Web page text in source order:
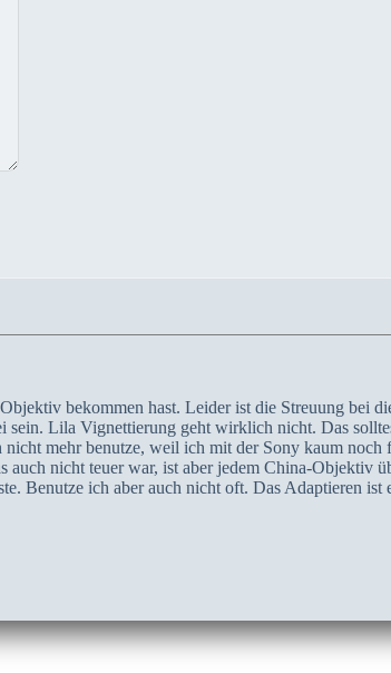
bekommen hast. Leider ist die Streuung bei
sein. Lila Vignettierung geht wirklich nicht. Das
mehr benutze, weil ich mit der Sony kaum noch
nicht teuer war, ist aber jedem China-Objektiv
Benutze ich aber auch nicht oft. Das Adaptieren